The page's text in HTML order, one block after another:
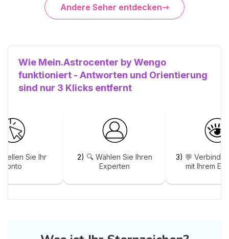
Andere Seher entdecken
Wie Mein.Astrocenter by Wengo
funktioniert - Antworten und Orientierung
sind nur 3 Klicks entfernt
Sie Ihr
Konto
2) 🔍 Wählen Sie Ihren
Experten
3) 💬
mit Ihrem